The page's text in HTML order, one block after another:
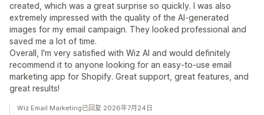
created, which was a great surprise so quickly. I was also
extremely impressed with the quality of the AI-generated
images for my email campaign. They looked professional and
saved me a lot of time.
Overall, I'm very satisfied with Wiz AI and would definitely
recommend it to anyone looking for an easy-to-use email
marketing app for Shopify. Great support, great features, and
great results!
Wiz Email Marketing已回复 2026年7月24日